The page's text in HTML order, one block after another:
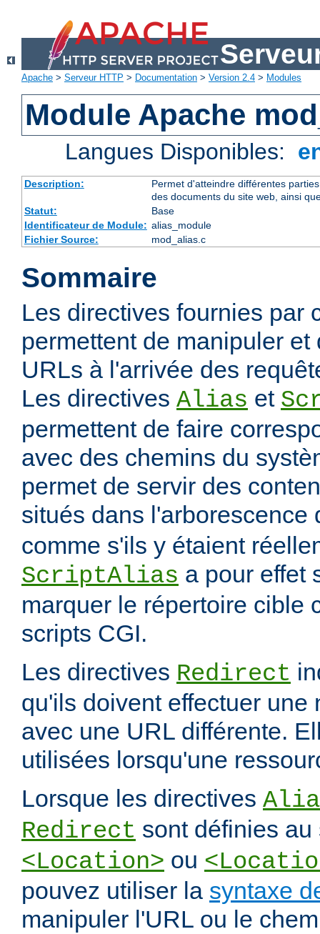
Apache > Serveur HTTP > Documentation > Version 2.4 > Modules
Module Apache
Langues Disponibles:
Description:
Permet d'atteindre différentes
des documents du site web, ainsi
Statut:
Base
Identificateur de Module: alias_module
Fichier Source:
mod_alias.c
Sommaire
Les directives fournies par
permettent de manipuler et
URLs à l'arrivée des
Les directives Alias et
permettent de faire
avec des chemins du
permet de servir des
situés dans l'arborescence
comme s'ils y étaient
ScriptAlias a pour effet
marquer le répertoire cible
scripts CGI.
Les directives Redirect
qu'ils doivent effectuer une
avec une URL différente.
utilisées lorsqu'une
Lorsque les directives
Redirect sont définies
<Location> ou
pouvez utiliser la syntaxe
manipuler l'URL ou le